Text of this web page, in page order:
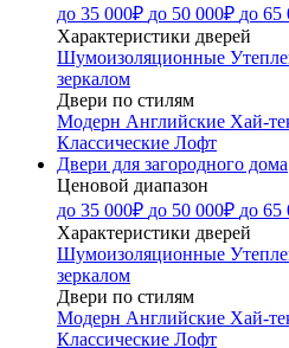
до 35 000₽ до 50 000₽ до 65
Характеристики дверей
Шумоизоляционные
зеркалом
Двери по стилям
Модерн Английские Хай-
Классические Лофт
Двери для загородного дома
Ценовой диапазон
до 35 000₽ до 50 000₽ до 65
Характеристики дверей
Шумоизоляционные
зеркалом
Двери по стилям
Модерн Английские Хай-
Классические Лофт